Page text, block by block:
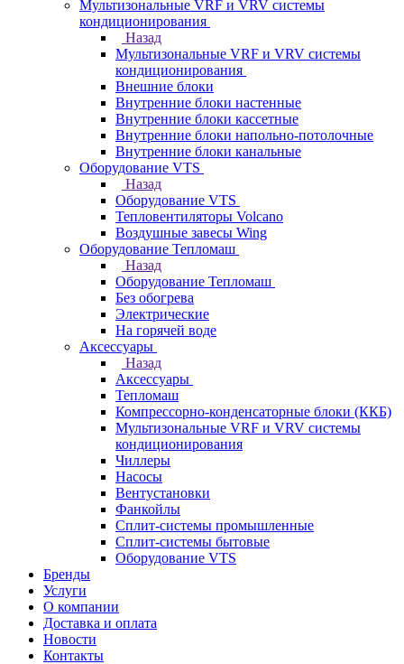
Мультизональные VRF и VRV системы
кондиционирования
Назад
Мультизональные VRF и VRV системы
кондиционирования
Внешние блоки
Внутренние блоки настенные
Внутренние блоки кассетные
Внутренние блоки напольно-потолочные
Внутренние блоки канальные
Оборудование VTS
Назад
Оборудование VTS
Тепловентиляторы Volcano
Воздушные завесы Wing
Оборудование Тепломаш
Назад
Оборудование Тепломаш
Без обогрева
Электрические
На горячей воде
Аксессуары
Назад
Аксессуары
Тепломаш
Компрессорно-конденсаторные блоки (ККБ)
Мультизональные VRF и VRV системы
кондиционирования
Чиллеры
Насосы
Вентустановки
Фанкойлы
Сплит-системы промышленные
Сплит-системы бытовые
Оборудование VTS
Бренды
Услуги
О компании
Доставка и оплата
Новости
Контакты